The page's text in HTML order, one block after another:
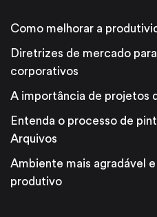
Como melhorar a
Diretrizes de mercado
corporativos
A importância de projetos
Entenda o processo de
Arquivos
Ambiente mais agradável
produtivo